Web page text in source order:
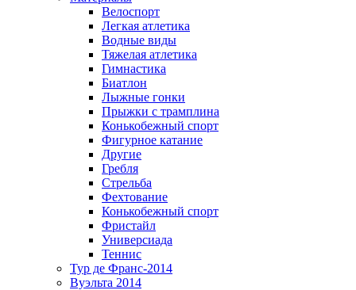
Велоспорт
Легкая атлетика
Водные виды
Тяжелая атлетика
Гимнастика
Биатлон
Лыжные гонки
Прыжки с трамплина
Конькобежный спорт
Фигурное катание
Другие
Гребля
Стрельба
Фехтование
Конькобежный спорт
Фристайл
Универсиада
Теннис
Тур де Франс-2014
Вуэльта 2014